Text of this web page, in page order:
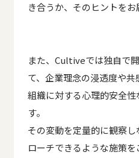
き合うか、そのヒントをお
また、Cultiveでは独自で
て、企業理念の浸透度や共
組織に対する心理的安全
す。
その変動を定量的に観察
ローチできるような施策